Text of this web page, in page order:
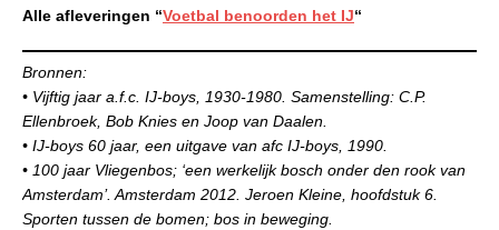
Alle afleveringen “Voetbal benoorden het IJ“
Bronnen:
• Vijftig jaar a.f.c. IJ-boys, 1930-1980. Samenstelling: C.P.
Ellenbroek, Bob Knies en Joop van Daalen.
• IJ-boys 60 jaar, een uitgave van afc IJ-boys, 1990.
• 100 jaar Vliegenbos; ‘een werkelijk bosch onder den rook van
Amsterdam’. Amsterdam 2012. Jeroen Kleine, hoofdstuk 6.
Sporten tussen de bomen; bos in beweging.